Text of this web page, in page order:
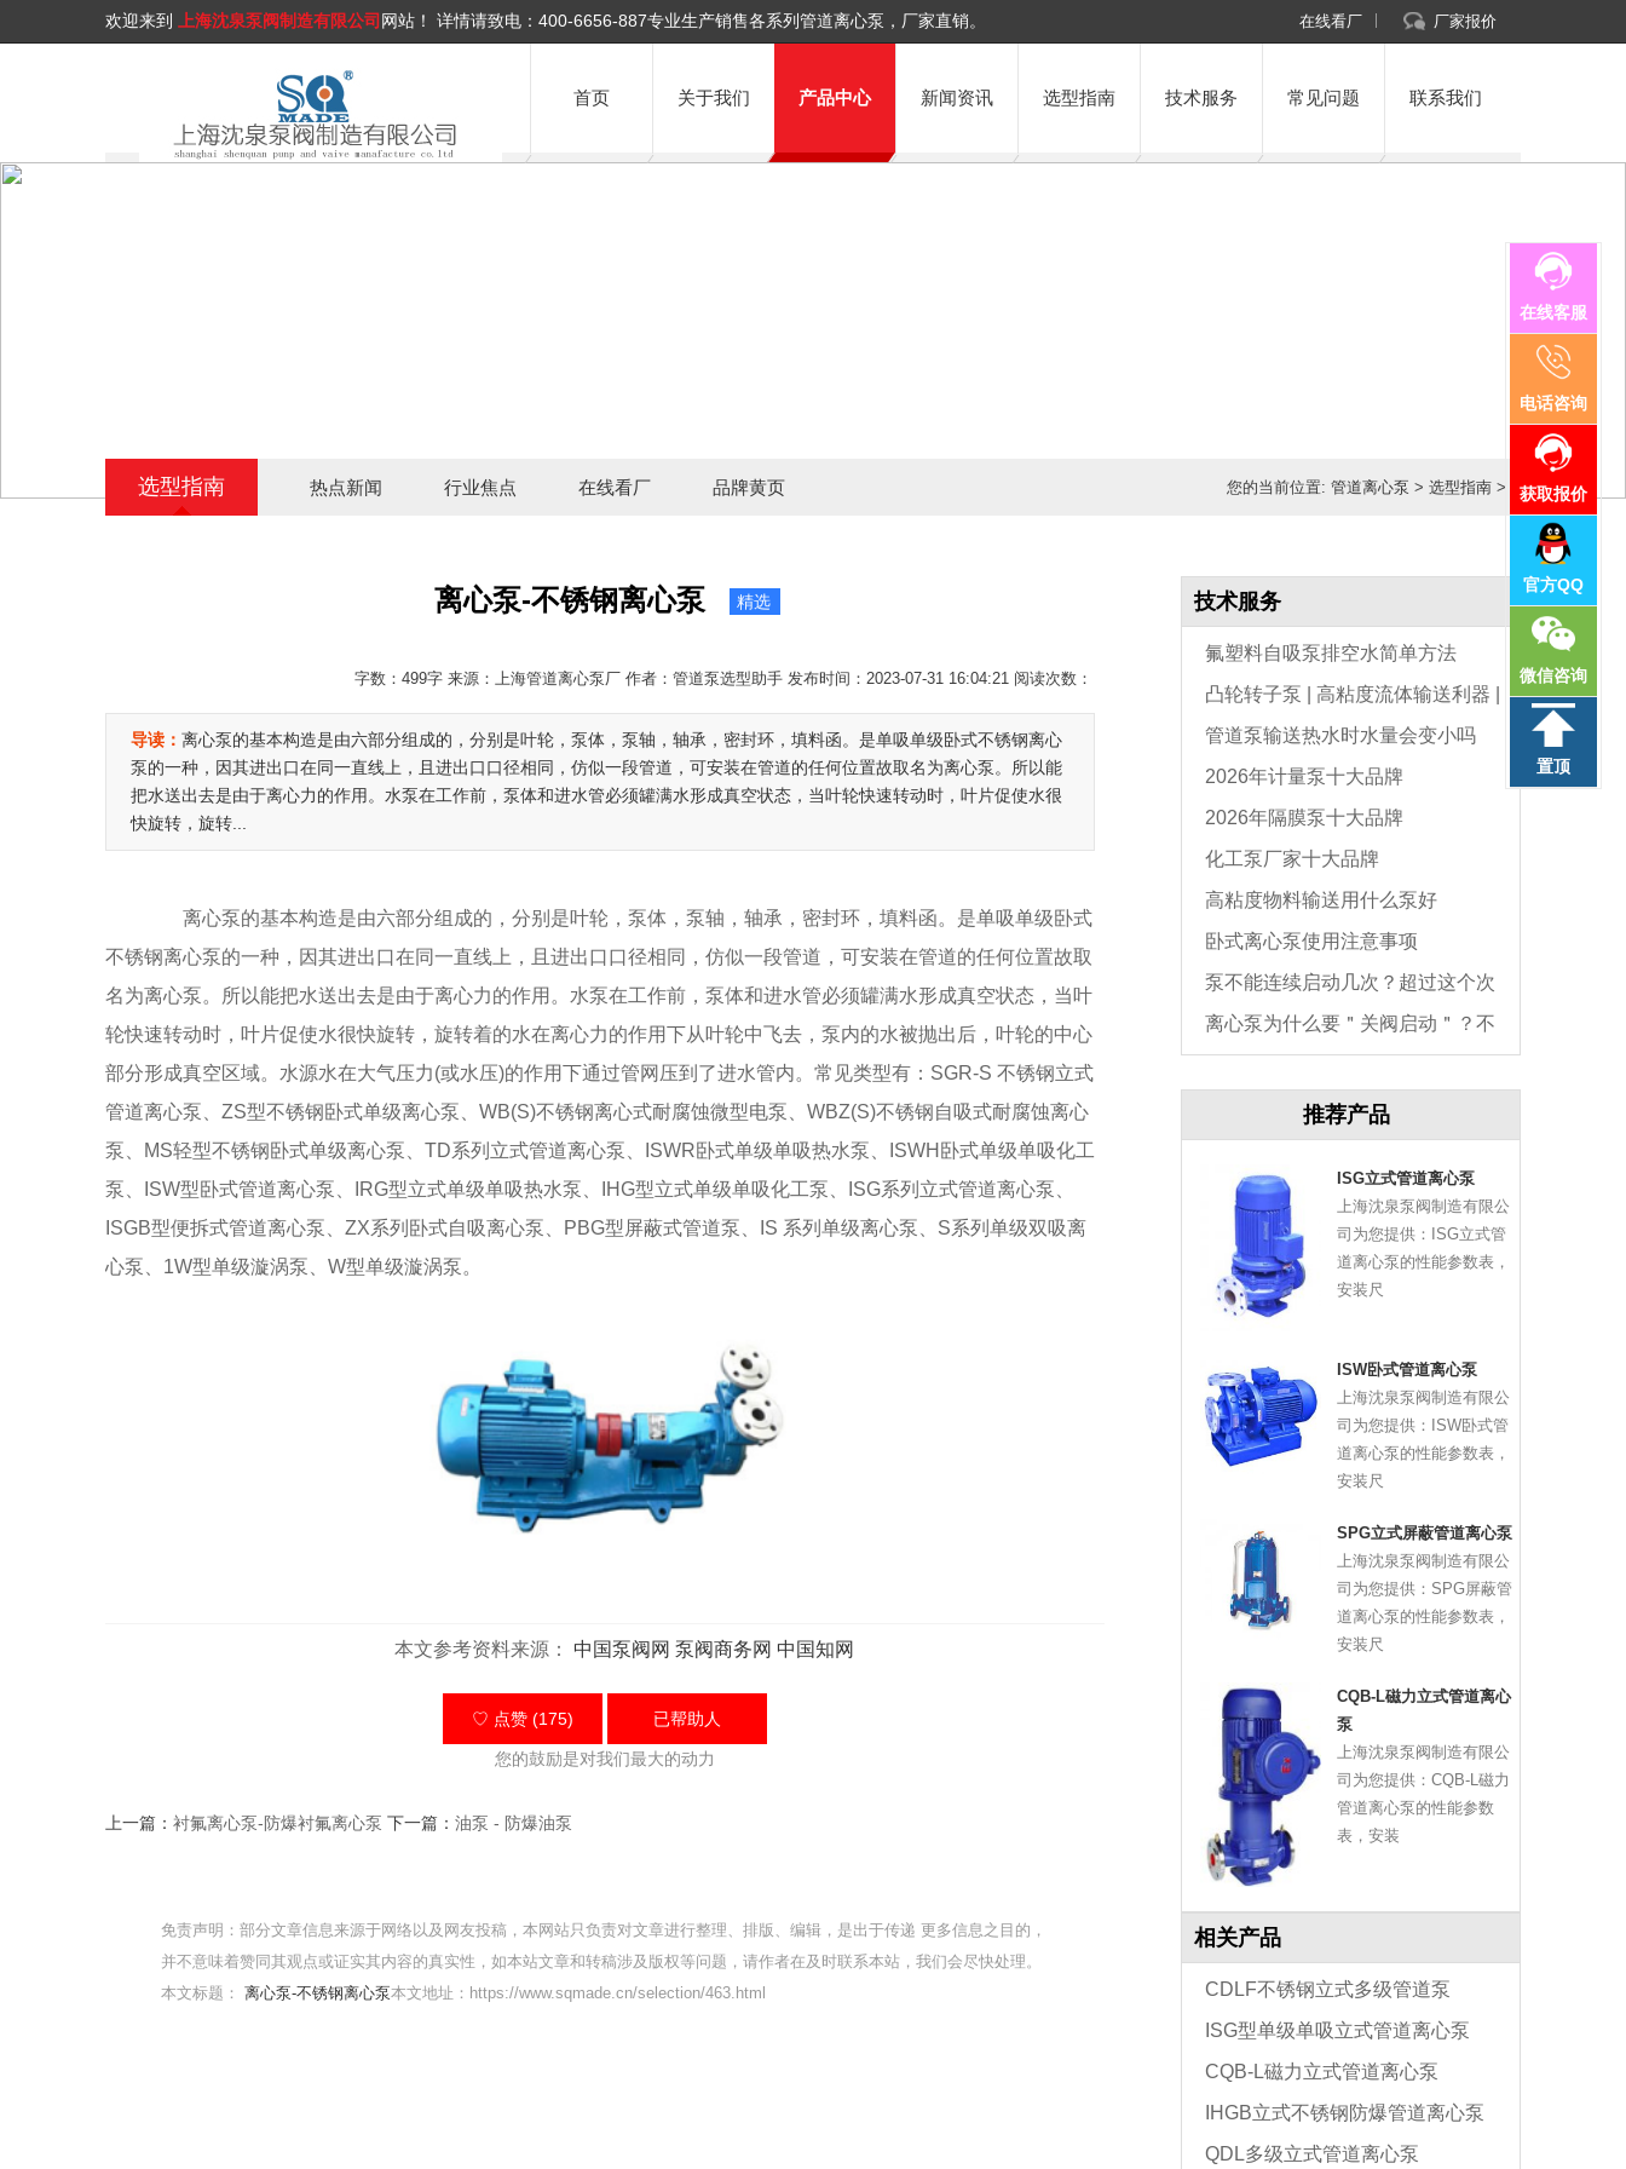
欢迎来到 上海沈泉泵阀制造有限公司 网站！ 详情请致电： 400-6656-887专业生产销售各系列管道离心泵，厂家直销。 在线看厂 厂家报价
首页 关于我们 产品中心 新闻资讯 选型指南 技术服务 常见问题 联系我们
在线客服
电话咨询
获取报价
官方QQ
微信咨询
置顶
选型指南 热点新闻 行业焦点 在线看厂 品牌黄页 您的当前位置:管道离心泵 >选型指南 >
离心泵-不锈钢离心泵 精选
字数：499字 来源：上海管道离心泵厂 作者：管道泵选型助手 发布时间：2023-07-31 16:04:21 阅读次数：
导读： 离心泵的基本构造是由六部分组成的，分别是叶轮，泵体，泵轴，轴承，密封环，填料函。是单吸单级卧式不锈钢离心
泵的一种，因其进出口在同一直线上，且进出口口径相同，仿似一段管道，可安装在管道的任何位置故取名为离心泵。所以能
把水送出去是由于离心力的作用。水泵在工作前，泵体和进水管必须罐满水形成真空状态，当叶轮快速转动时，叶片促使水很
快旋转，旋转...
离心泵的基本构造是由六部分组成的，分别是叶轮，泵体，泵轴，轴承，密封环，填料函。是单吸单级卧式
不锈钢离心泵的一种，因其进出口在同一直线上，且进出口口径相同，仿似一段管道，可安装在管道的任何位置故取
名为离心泵。所以能把水送出去是由于离心力的作用。水泵在工作前，泵体和进水管必须罐满水形成真空状态，当叶
轮快速转动时，叶片促使水很快旋转，旋转着的水在离心力的作用下从叶轮中飞去，泵内的水被抛出后，叶轮的中心
部分形成真空区域。水源水在大气压力(或水压)的作用下通过管网压到了进水管内。常见类型有：SGR-S 不锈钢立式
管道离心泵、ZS型不锈钢卧式单级离心泵、WB(S)不锈钢离心式耐腐蚀微型电泵、WBZ(S)不锈钢自吸式耐腐蚀离心
泵、MS轻型不锈钢卧式单级离心泵、TD系列立式管道离心泵、ISWR卧式单级单吸热水泵、ISWH卧式单级单吸化工
泵、ISW型卧式管道离心泵、IRG型立式单级单吸热水泵、IHG型立式单级单吸化工泵、ISG系列立式管道离心泵、
ISGB型便拆式管道离心泵、ZX系列卧式自吸离心泵、PBG型屏蔽式管道泵、IS 系列单级离心泵、S系列单级双吸离
心泵、1W型单级漩涡泵、W型单级漩涡泵。
本文参考资料来源： 中国泵阀网 泵阀商务网 中国知网
♡ 点赞 (175) 已帮助人
您的鼓励是对我们最大的动力
上一篇： 衬氟离心泵-防爆衬氟离心泵 下一篇： 油泵 - 防爆油泵
免责声明：部分文章信息来源于网络以及网友投稿，本网站只负责对文章进行整理、排版、编辑，是出于传递 更多信息之目的，
并不意味着赞同其观点或证实其内容的真实性，如本站文章和转稿涉及版权等问题，请作者在及时联系本站，我们会尽快处理。
本文标题： 离心泵-不锈钢离心泵本文地址：https://www.sqmade.cn/selection/463.html
技术服务
氟塑料自吸泵排空水简单方法
凸轮转子泵 | 高粘度流体输送利器 |
选型与维护全指南
管道泵输送热水时水量会变小吗
2026年计量泵十大品牌
2026年隔膜泵十大品牌
化工泵厂家十大品牌
高粘度物料输送用什么泵好
卧式离心泵使用注意事项
泵不能连续启动几次？超过这个次
数，电机必坏
离心泵为什么要＂关阀启动＂？不
推荐产品
ISG立式管道离心泵
上海沈泉泵阀制造有限公
司为您提供：ISG立式管
道离心泵的性能参数表，
安装尺
ISW卧式管道离心泵
上海沈泉泵阀制造有限公
司为您提供：ISW卧式管
道离心泵的性能参数表，
安装尺
SPG立式屏蔽管道离心泵
上海沈泉泵阀制造有限公
司为您提供：SPG屏蔽管
道离心泵的性能参数表，
安装尺
CQB-L磁力立式管道离心
泵
上海沈泉泵阀制造有限公
司为您提供：CQB-L磁力
管道离心泵的性能参数
表，安装
相关产品
CDLF不锈钢立式多级管道泵
ISG型单级单吸立式管道离心泵
CQB-L磁力立式管道离心泵
IHGB立式不锈钢防爆管道离心泵
QDL多级立式管道离心泵